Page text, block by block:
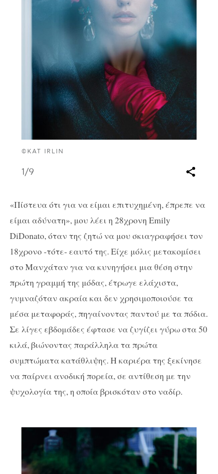
©KAT IRLIN
1/9
«Πίστευα ότι για να είμαι επιτυχημένη, έπρεπε να
είμαι αδύνατη», μου λέει η 28χρονη Emily
DiDonato, όταν της ζητώ να μου σκιαγραφήσει τον
18χρονο -τότε- εαυτό της. Είχε μόλις μετακομίσει
στο Μανχάταν για να κυνηγήσει μια θέση στην
πρώτη γραμμή της μόδας, έτρωγε ελάχιστα,
γυμναζόταν ακραία και δεν χρησιμοποιούσε τα
μέσα μεταφοράς, πηγαίνοντας παντού με τα πόδια.
Σε λίγες εβδομάδες έφτασε να ζυγίζει γύρω στα 50
κιλά, βιώνοντας παράλληλα τα πρώτα
συμπτώματα κατάθλιψης. Η καριέρα της ξεκίνησε
να παίρνει ανοδική πορεία, σε αντίθεση με την
ψυχολογία της, η οποία βρισκόταν στο ναδίρ.